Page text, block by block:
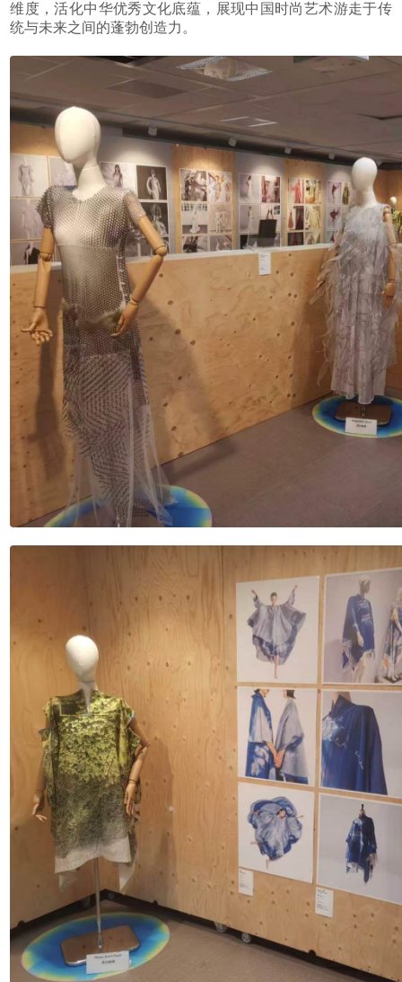
维度，活化中华优秀文化底蕴，展现中国时尚艺术游走于传
统与未来之间的蓬勃创造力。